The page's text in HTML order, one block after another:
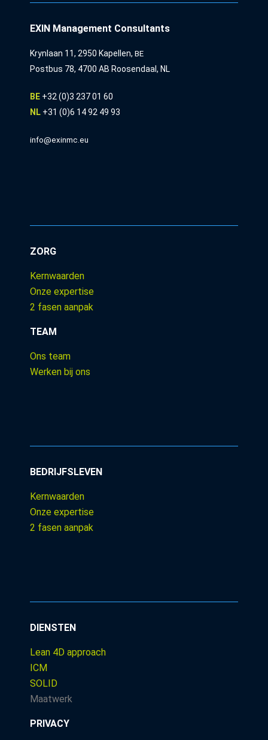
EXIN Management Consultants
Krynlaan 11, 2950 Kapellen, BE
Postbus 78, 4700 AB Roosendaal, NL
BE +32 (0)3 237 01 60
NL +31 (0)6 14 92 49 93
info@exinmc.eu
ZORG
Kernwaarden
Onze expertise
2 fasen aanpak
TEAM
Ons team
Werken bij ons
BEDRIJFSLEVEN
Kernwaarden
Onze expertise
2 fasen aanpak
DIENSTEN
Lean 4D approach
ICM
SOLID
Maatwerk
PRIVACY